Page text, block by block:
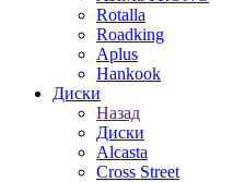
Rotalla
Roadking
Aplus
Hankook
Диски
Назад
Диски
Alcasta
Cross Street